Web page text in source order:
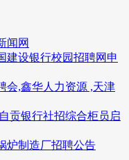
闻网
建设银行校园招聘网申
会,鑫华人力资源 ,天津
贡银行社招综合柜员启
炉制造厂招聘公告